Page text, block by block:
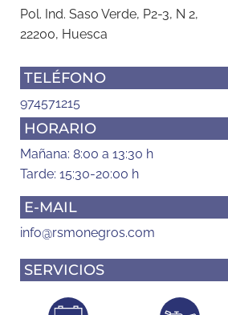
Pol. Ind. Saso Verde, P2-3, N 2,
22200, Huesca
TELÉFONO
974571215
HORARIO
Mañana: 8:00 a 13:30 h
Tarde: 15:30-20:00 h
E-MAIL
info@rsmonegros.com
SERVICIOS